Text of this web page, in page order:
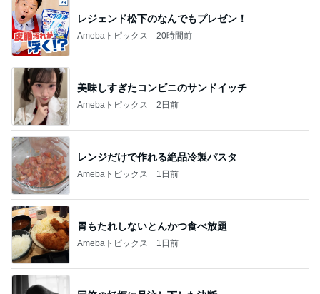
レジェンド松下のなんでもプレゼン！
Amebaトピックス 20時間前
美味しすぎたコンビニのサンドイッチ
Amebaトピックス 2日前
レンジだけで作れる絶品冷製パスタ
Amebaトピックス 1日前
胃もたれしないとんかつ食べ放題
Amebaトピックス 1日前